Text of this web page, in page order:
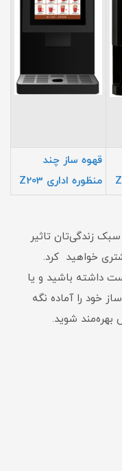
قهوه ساز چند
منظوره اداری Z203
زندگی‌تان تاثیر
خواهید کرد.
داشته باشید و یا
خود را آماده نگه
بهره‌مند شوید.